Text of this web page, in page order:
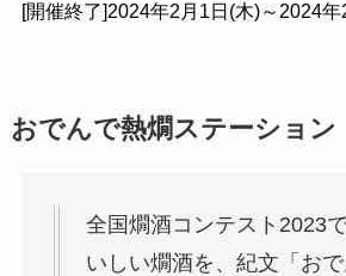
[開催終了]2024年2月1日(木)～2024
おでんで熱燗ステーション
全国燗酒コンテスト2023
いしい燗酒を、紀文「おで